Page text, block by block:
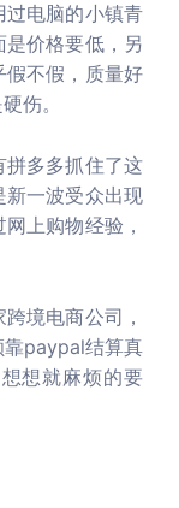
过电脑的小镇青
价格要低，另
假不假，质量好
伤。
拼多多抓住了这
新一波受众出现
上购物经验，
境电商公司，
靠paypal结算真
想就麻烦的要